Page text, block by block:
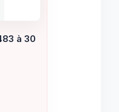
à 30